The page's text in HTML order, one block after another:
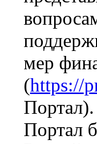
мер
(https://
Портал).
Портал